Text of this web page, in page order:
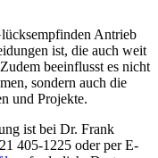
Antrieb
ist, die auch weit
beeinflusst es nicht
sondern auch die
und Projekte.
ist bei Dr. Frank
405-1225 oder per E-